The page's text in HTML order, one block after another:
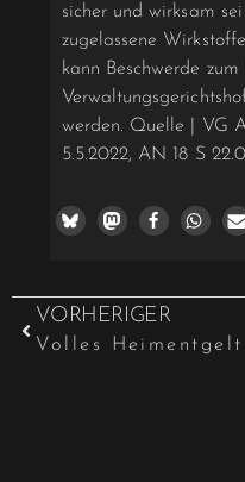
sicher und wirksam
zugelassene
kann Beschwerde zum
werden. Quelle | VG
5.5.2022, AN 18 S
VORHERIGER